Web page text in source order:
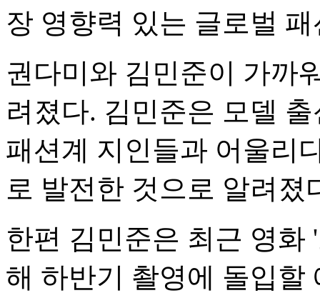
장 영향력 있는 글로벌
권다미와 김민준이 가까
려졌다. 김민준은 모델
패션계 지인들과 어울리
로 발전한 것으로 알려졌
한편 김민준은 최근 영화
해 하반기 촬영에 돌입할